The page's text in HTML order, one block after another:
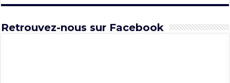
Retrouvez-nous sur Facebook